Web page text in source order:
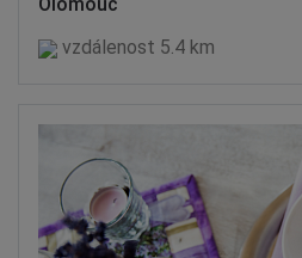
vzdálenost 5.4 km